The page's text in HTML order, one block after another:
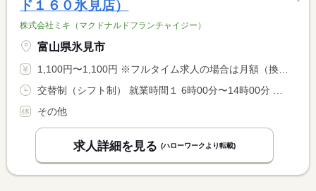
ド１６０氷見店）
株式会社ミキ（マクドナルドフランチャイジー）
富山県氷見市
1,100円〜1,100円 ※フルタイム求人の場合は月額（換算額）、パート求人の場合は時間額を表示しています。
その他
求人詳細を見る (ハローワークより転載)